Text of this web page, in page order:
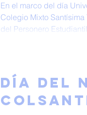
En el marco del día
Colegio Mixto Santísima
del Personero
Día del